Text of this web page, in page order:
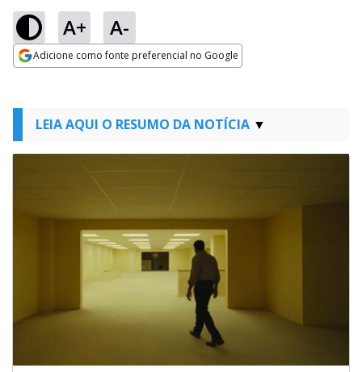
A+ A-
Adicione como fonte preferencial no Google
LEIA AQUI O RESUMO DA NOTÍCIA